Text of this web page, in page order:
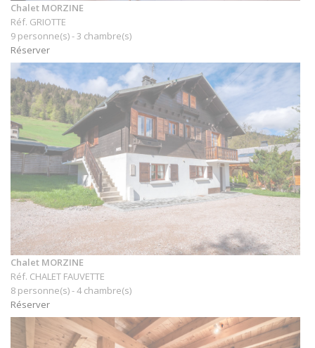
Chalet MORZINE
Réf. GRIOTTE
9 personne(s) - 3 chambre(s)
Réserver
Chalet MORZINE
Réf. CHALET FAUVETTE
8 personne(s) - 4 chambre(s)
Réserver